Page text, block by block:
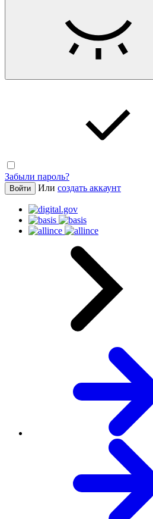
Забыли пароль?
Войти Или создать аккаунт